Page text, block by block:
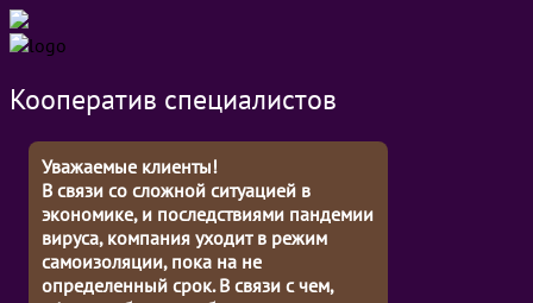
Кооператив специалистов
Уважаемые клиенты!
В связи со сложной ситуацией в
экономике, и последствиями пандемии
вируса, компания уходит в режим
самоизоляции, пока на не
определенный срок. В связи с чем,